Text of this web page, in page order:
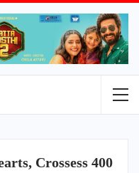
Crossess 400